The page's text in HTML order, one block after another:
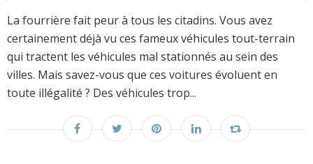
La fourrière fait peur à tous les citadins. Vous avez
certainement déjà vu ces fameux véhicules tout-terrain
qui tractent les véhicules mal stationnés au sein des
villes. Mais savez-vous que ces voitures évoluent en
toute illégalité ? Des véhicules trop...